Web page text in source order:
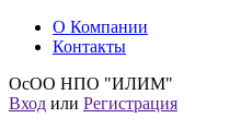
О Компании
Контакты
ОсОО НПО "ИЛИМ"
Вход или Регистрация